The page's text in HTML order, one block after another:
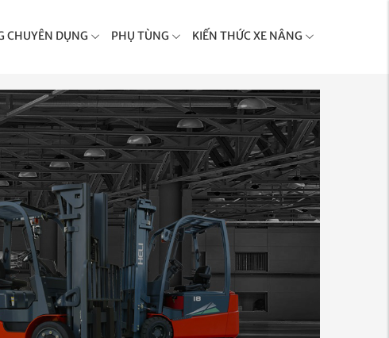
CHUYÊN DỤNG PHỤ TÙNG KIẾN THỨC XE NÂNG